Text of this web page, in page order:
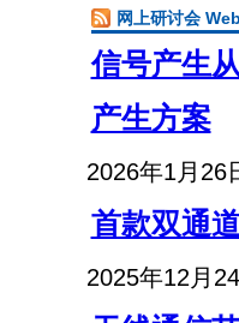
网上研讨会
信号产生
产生方案
2026年1月26
首款双通
2025年12月